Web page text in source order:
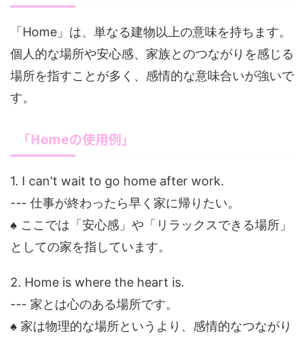
「Home」は、単なる建物以上の意味を持ちます。
個人的な場所や安心感、家族とのつながりを感じる
場所を指すことが多く、感情的な意味合いが強いで
す。
「Homeの使用例」
1. I can't wait to go home after work.
--- 仕事が終わったら早く家に帰りたい。
♠ ここでは「安心感」や「リラックスできる場所」
としての家を指しています。
2. Home is where the heart is.
--- 家とは心のある場所です。
♠ 家は物理的な場所というより、感情的なつながり